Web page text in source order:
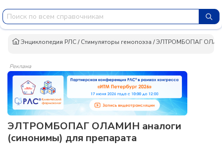
Энциклопедия РЛС/Стимуляторы гемопоэза /ЭЛТРОМБОПАГ
Реклама
ЭЛТРОМБОПАГ ОЛАМИН аналоги
(синонимы) для препарата